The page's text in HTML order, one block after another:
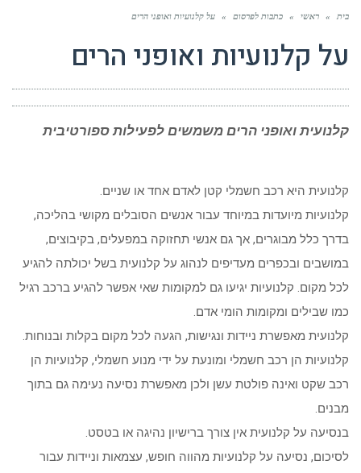
בית » ראשי » כתבות לפרסום » על קלנועיות ואופני הרים
על קלנועיות ואופני הרים
קלנועית ואופני הרים משמשים לפעילות ספורטיבית
קלנועית היא רכב חשמלי קטן לאדם אחד או שניים.
קלנועיות מיועדות במיוחד עבור אנשים הסובלים מקושי בהליכה,
בדרך כלל מבוגרים, אך גם אנשי תחזוקה במפעלים, בקיבוצים,
במושבים ובכפרים מעדיפים לנהוג על קלנועית בשל יכולתה להגיע
לכל מקום. קלנועיות יגיעו גם למקומות שאי אפשר להגיע ברכב רגיל
כמו שבילים ומקומות הומי אדם.
קלנועית מאפשרת ניידות ונגישות, הגעה לכל מקום בקלות ובנוחות.
קלנועיות הן רכב חשמלי ומונעת על ידי מנוע חשמלי, קלנועיות הן
רכב שקט ואינה פולטת עשן ולכן מאפשרת נסיעה נעימה גם בתוך
מבנים.
בנסיעה על קלנועית אין צורך ברישיון נהיגה או בטסט.
לסיכום, נסיעה על קלנועיות מהווה חופש, עצמאות וניידות עבור